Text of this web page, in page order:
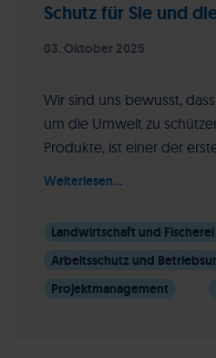
Schutz für Sie und
03. Oktober 2025
Wir sind uns bewusst,
um die Umwelt zu
Produkte, ist einer der
Weiterlesen...
Landwirtschaft und Fischerei
Arbeitsschutz und
Projektmanagement